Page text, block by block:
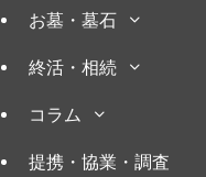
お墓・墓石
終活・相続
コラム
提携・協業・調査